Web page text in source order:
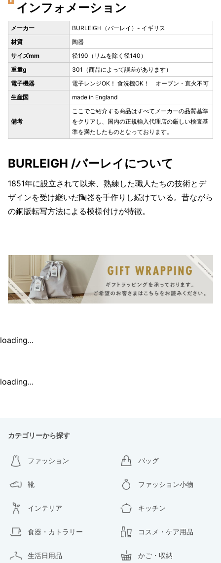
インフォメーション
メーカー
BURLEIGH（バーレイ）- イギリス
材質
陶器
サイズmm
径190（リムを除く径140）
重量g
301（商品によって誤差があります）
電子機器
電子レンジOK！ 食洗機OK！ オーブン・直火不可
生産国
made in England
備考
ここでご紹介する商品はすべてメーカーの品質基準
をクリアし、国内の正規輸入代理店の厳しい検査基
準を満たしたものとなっております。
BURLEIGH /バーレイについて
1851年に設立されて以来、熟練した職人たちの技術とデ
ザインを受け継いだ陶器を手作りし続けている。昔ながら
の銅版転写方法による模様付けが特徴。
loading...
loading...
カテゴリーから探す
ファッション バッグ
靴 ファッション小物
インテリア キッチン
食器・カトラリー コスメ・ケア用品
生活日用品 かご・収納